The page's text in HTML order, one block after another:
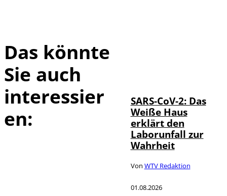
Das könnte
Sie auch
interessier
en:
SARS-CoV-2: Das
Weiße Haus
erklärt den
Laborunfall zur
Wahrheit
Von WTV Redaktion
01.08.2026